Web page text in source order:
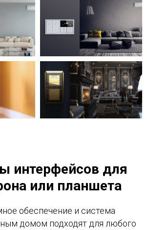
интерфейсов для
или планшета
обеспечение и система
домом подходят для любого